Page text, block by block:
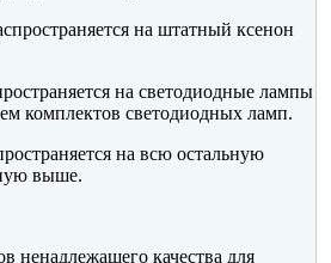
на штатный ксенон
на светодиодные лампы
комплектов светодиодных ламп.
на всю остальную
выше.
ненадлежащего качества для